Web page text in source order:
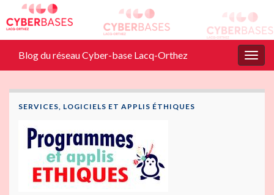
Blog du réseau Cyber-base Lacq-Orthez
SERVICES, LOGICIELS ET APPLIS ÉTHIQUES